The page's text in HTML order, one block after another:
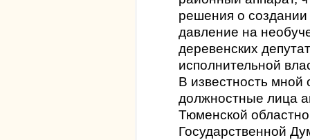
решения о создании
давление на
деревенских
исполнительной
В известность
должностные лица
Тюменской
Государственной